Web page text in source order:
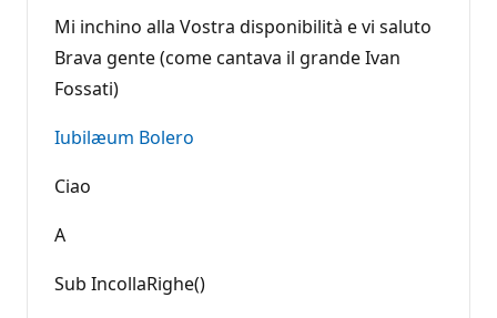
Mi inchino alla Vostra disponibilità e vi saluto
Brava gente (come cantava il grande Ivan
Fossati)
Iubilæum Bolero
Ciao
A
Sub IncollaRighe()